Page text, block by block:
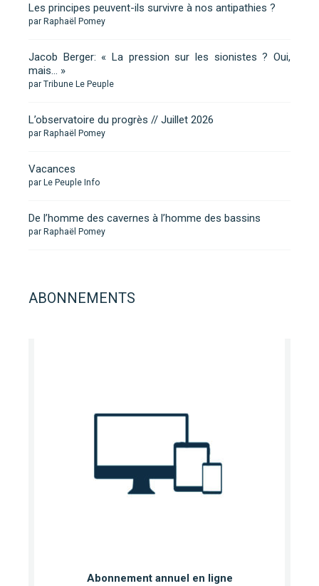
Les principes peuvent-ils survivre à nos antipathies ?
par Raphaël Pomey
Jacob Berger: « La pression sur les sionistes ? Oui,
mais… »
par Tribune Le Peuple
L’observatoire du progrès // Juillet 2026
par Raphaël Pomey
Vacances
par Le Peuple Info
De l’homme des cavernes à l’homme des bassins
par Raphaël Pomey
ABONNEMENTS
Abonnement annuel en ligne